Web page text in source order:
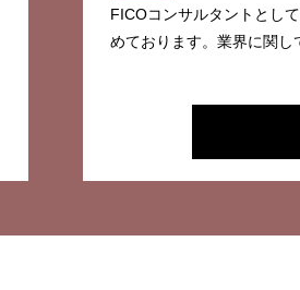
FICOコンサルタントとし
めております。業界に関し